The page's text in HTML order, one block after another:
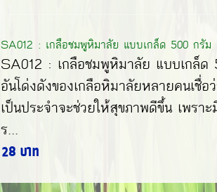
SA012 : เกลือชมพูหิมาลัย แบบเกล็ด 500 กรัม
SA012 : เกลือชมพูหิมาลัย แบบเกล็ด
อันโด่งดังของเกลือหิมาลัยหลายคนเชื่อ
เป็นประจำจะช่วยให้สุขภาพดีขึ้น เพรา
ร...
28 บาท